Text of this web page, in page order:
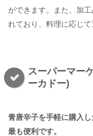
ができます。また、加
れており、料理に応じて
スーパーマー
ーカドー)
青唐辛子を手軽に購入
最も便利です。